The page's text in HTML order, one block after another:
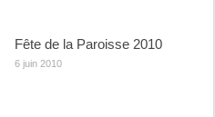
Fête de la Paroisse 2010
6 juin 2010